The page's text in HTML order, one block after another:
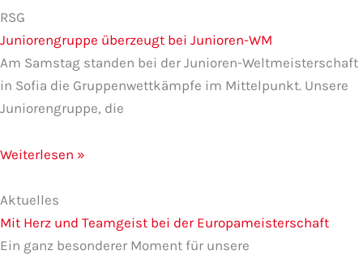
RSG
Juniorengruppe überzeugt bei Junioren-WM
Am Samstag standen bei der Junioren-Weltmeisterschaft
in Sofia die Gruppenwettkämpfe im Mittelpunkt. Unsere
Juniorengruppe, die
Weiterlesen »
Aktuelles
Mit Herz und Teamgeist bei der Europameisterschaft
Ein ganz besonderer Moment für unsere